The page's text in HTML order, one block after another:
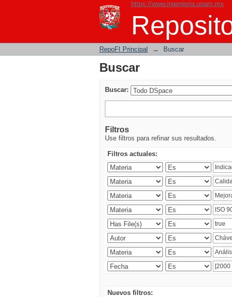
https://www.ingenieria.unam.mx
Buscar
RepoFI Principal → Buscar
Buscar
Buscar:
Filtros
Use filtros para refinar sus resultados.
Filtros actuales:
Nuevos filtros: